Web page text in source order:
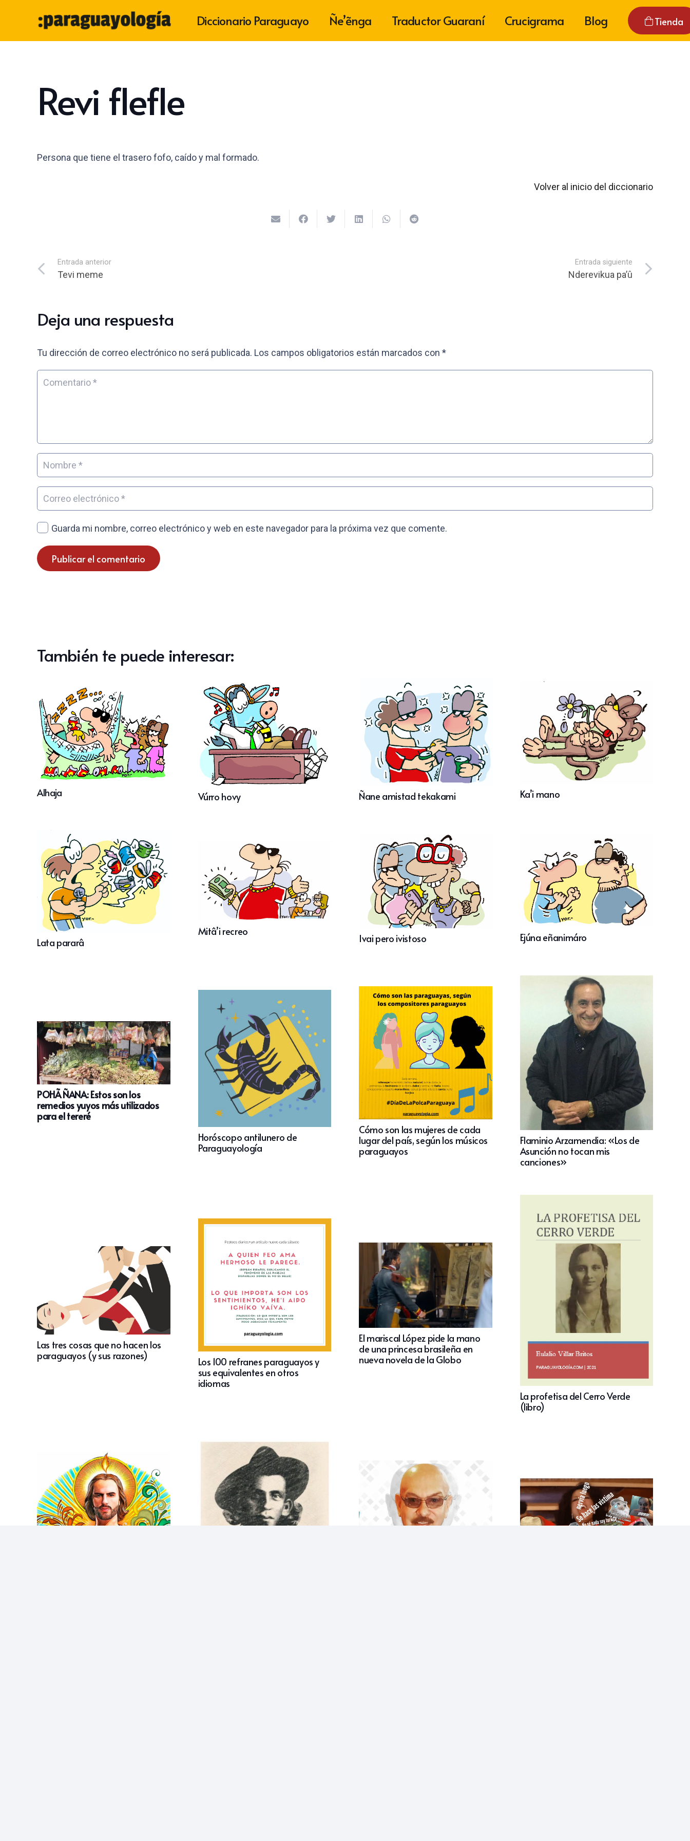
Diccionario Paraguayo Ñe’ẽnga Traductor Guaraní Crucigrama Blog Tienda
Revi flefle
Persona que tiene el trasero fofo, caído y mal formado.
Volver al inicio del diccionario
Entrada anterior
Tevi meme
Entrada siguiente
Nderevikua pa’û
Deja una respuesta
Tu dirección de correo electrónico no será publicada. Los campos obligatorios están marcados con *
Guarda mi nombre, correo electrónico y web en este navegador para la próxima vez que comente.
Publicar el comentario
También te puede interesar:
Alhaja Vúrro hovy Ñane amistad tekakami Ka’i mano
Lata pararâ
Mitâ’i recreo
Ivai pero ivistoso Ejúna eñanimáro
POHÃ ÑANA: Estos son los
remedios yuyos más utilizados
para el tereré
Horóscopo antilunero de
Paraguayología
Cómo son las mujeres de cada
lugar del país, según los músicos
paraguayos
Flaminio Arzamendia: «Los de
Asunción no tocan mis
canciones»
Las tres cosas que no hacen los
paraguayos (y sus razones)
Los 100 refranes paraguayos y
sus equivalentes en otros
idiomas
El mariscal López pide la mano
de una princesa brasileña en
nueva novela de la Globo
La profetisa del Cerro Verde
(libro)